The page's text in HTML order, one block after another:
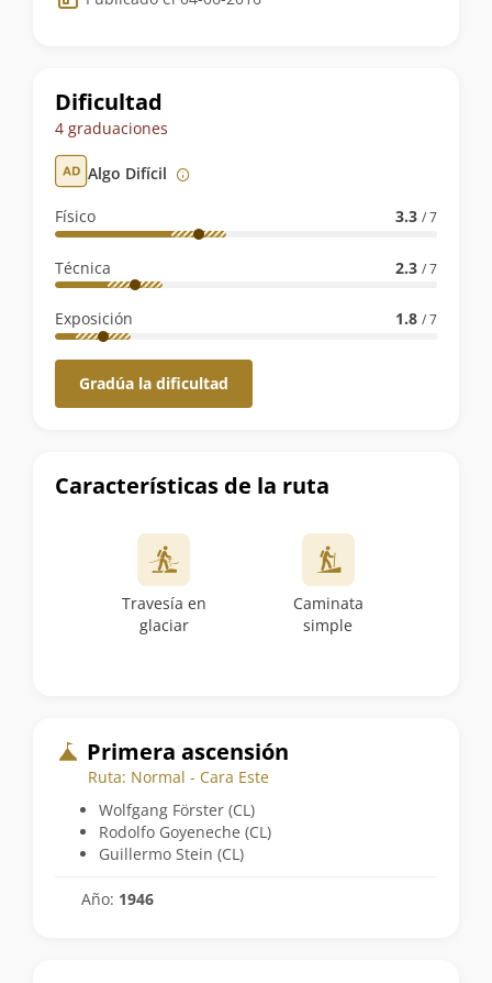
de
ruta
Dificultad
4 graduaciones
Algo Difícil
Físico 3.3 / 7
Técnica 2.3 / 7
Exposición 1.8 / 7
Gradúa la dificultad
Características de la ruta
Travesía en
glaciar
Caminata
simple
Primera ascensión
Ruta: Normal - Cara Este
Wolfgang Förster (CL)
Rodolfo Goyeneche (CL)
Guillermo Stein (CL)
Año: 1946